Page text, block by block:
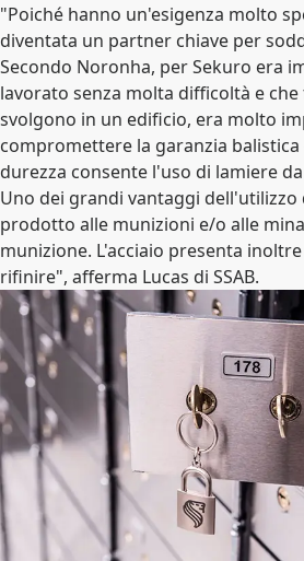
"Poiché hanno un'esigenza molto
diventata un partner chiave per
Secondo Noronha, per Sekuro era
lavorato senza molta difficoltà e
svolgono in un edificio, era molto
compromettere la garanzia
durezza consente l'uso di lamiere
Uno dei grandi vantaggi dell'utilizzo
prodotto alle munizioni e/o alle
munizione. L'acciaio presenta
rifinire", afferma Lucas di SSAB.